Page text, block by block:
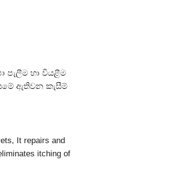
පැලීම හා වියළීම
ඇතිවන කැසීම්
It repairs and
itching of